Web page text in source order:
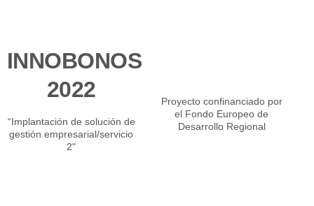
INNOBONOS
2022
“Implantación de solución de
gestión empresarial/servicio
2"
Proyecto confinanciado por
el Fondo Europeo de
Desarrollo Regional